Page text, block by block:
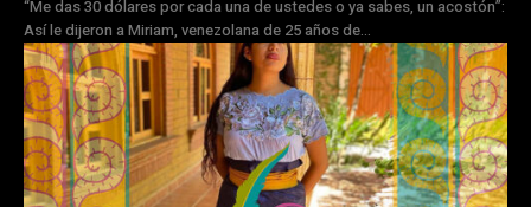
“Me das 30 dólares por cada una de ustedes o ya sabes, un acostón”:
Así le dijeron a Miriam, venezolana de 25 años de...